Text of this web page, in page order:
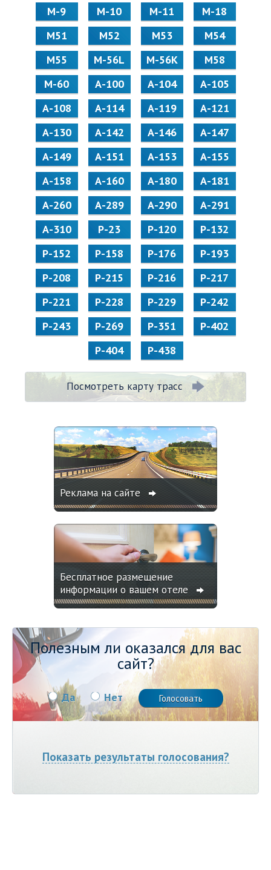
М-9
М-10 М-11
М-18
М51
М52 М53
М54
М55
M-56L M-56K
М58
M-60
А-100 А-104
А-105
А-108
А-114 А-119
А-121
А-130
А-142 А-146
А-147
А-149
А-151 А-153
А-155
А-158
А-160 А-180
А-181
А-260
А-289 А-290
А-291
А-310
Р-23 Р-120
Р-132
Р-152
Р-158 Р-176
Р-193
Р-208
Р-215 Р-216
Р-217
Р-221
Р-228 Р-229
Р-242
Р-243
Р-269 Р-351
Р-402
Р-404
Р-438
Посмотреть карту трасс
Реклама на сайте
Бесплатное размещение
информации о вашем отеле
Полезным ли оказался для вас
сайт?
Да Нет
Показать результаты голосования?